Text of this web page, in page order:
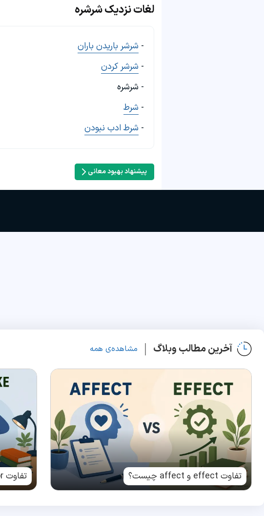
لغات نزدیک شرشره
- شرشر باریدن باران
- شرشر کردن
- شرشره
- شرط
- شرط ادب نبودن
پیشنهاد بهبود معانی
آخرین مطالب وبلاگ مشاهده‌ی همه
تفاوت effect و affect چیست؟ تفاوت error و mistake چیست؟